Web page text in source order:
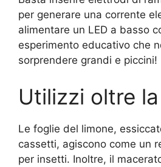
per generare una corrente
alimentare un LED a basso
esperimento educativo che
sorprendere grandi e piccini!
Utilizzi oltre
Le foglie del limone,
cassetti, agiscono come un
per insetti. Inoltre, il